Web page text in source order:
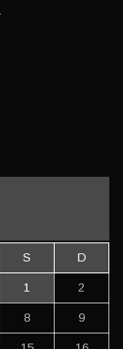
S D
1 2
8 9